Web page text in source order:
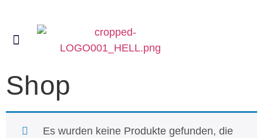
Shop
Es wurden keine Produkte gefunden, die